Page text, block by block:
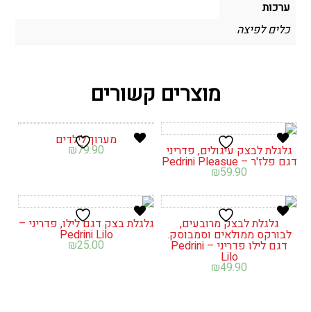
ערכות
כלים לפיצה
מוצרים קשורים
גלגלת לבצק עיגולים, פדריני
דגם פלז'ר – Pedrini Pleasue
₪59.90
מערוך לילדים
₪79.90
גלגלת לבצק מרובעים,
לבורקס ממולאים וסמבוסק.
דגם לילו פדריני – Pedrini
Lilo
₪49.90
גלגלת בצק דגם לילו, פדריני –
Pedrini Lilo
₪25.00